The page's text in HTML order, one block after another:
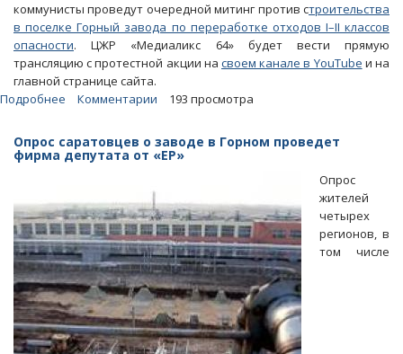
коммунисты проведут очередной митинг против строительства
в поселке Горный завода по переработке отходов I–II классов
опасности. ЦЖР «Медиаликс 64» будет вести прямую
трансляцию с протестной акции на своем канале в YouTube и на
главной странице сайта.
Подробнее
будет
с
митинга
против
завода
в
Горном
Комментарии 193 просмотра
Опрос саратовцев о заводе в Горном проведет
фирма депутата от «ЕР»
Опрос
жителей
четырех
регионов, в
том числе